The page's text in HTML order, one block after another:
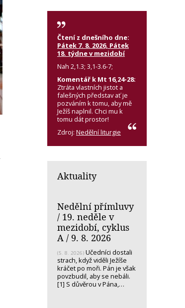
Čtení z dnešního dne:
Pátek 7. 8. 2026, Pátek
18. týdne v mezidobí
Nah 2,1.3; 3,1-3.6-7;
Komentář k Mt 16,24-28:
Ztráta vlastních jistot a
falešných představ ať je
pozváním k tomu, aby mě
Ježíš naplnil. Chci mu k
tomu dát prostor!
Zdroj: Nedělní liturgie
Aktuality
Nedělní přímluvy
/ 19. neděle v
mezidobí, cyklus
A / 9. 8. 2026
(5. 8. 2026) Učedníci dostali
strach, když viděli Ježíše
kráčet po moři. Pán je však
povzbudil, aby se nebáli.
[1] S důvěrou v Pána,…